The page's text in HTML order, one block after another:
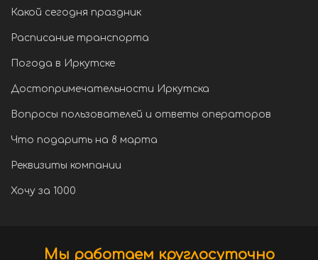
Какой сегодня праздник
Расписание транспорта
Погода в Иркутске
Достопримечательности Иркутска
Вопросы пользователей и ответы операторов
Что подарить на 8 марта
Реквизиты компании
Хочу за 1000
Мы работаем круглосуточно